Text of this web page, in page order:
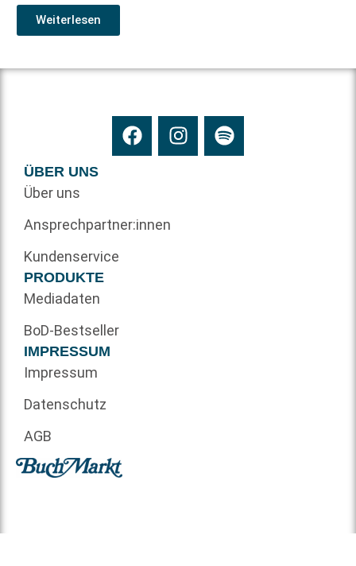
Weiterlesen
ÜBER UNS
Über uns
Ansprechpartner:innen
Kundenservice
PRODUKTE
Mediadaten
BoD-Bestseller
IMPRESSUM
Impressum
Datenschutz
AGB